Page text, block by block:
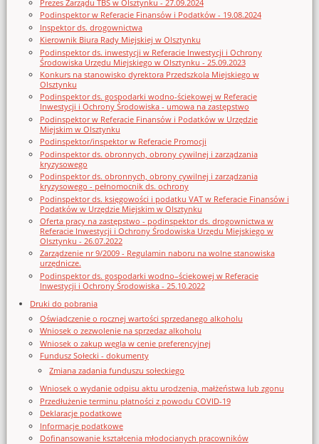
Prezes Zarządu TBS w Olsztynku - 27.09.2024
Podinspektor w Referacie Finansów i Podatków - 19.08.2024
Inspektor ds. drogownictwa
Kierownik Biura Rady Miejskiej w Olsztynku
Podinspektor ds. inwestycji w Referacie Inwestycji i Ochrony
Środowiska Urzędu Miejskiego w Olsztynku - 25.09.2023
Konkurs na stanowisko dyrektora Przedszkola Miejskiego w
Olsztynku
Podinspektor ds. gospodarki wodno-ściekowej w Referacie
Inwestycji i Ochrony Środowiska - umowa na zastępstwo
Podinspektor w Referacie Finansów i Podatków w Urzędzie
Miejskim w Olsztynku
Podinspektor/inspektor w Referacie Promocji
Podinspektor ds. obronnych, obrony cywilnej i zarządzania
kryzysowego
Podinspektor ds. obronnych, obrony cywilnej i zarządzania
kryzysowego - pełnomocnik ds. ochrony
Podinspektor ds. księgowości i podatku VAT w Referacie Finansów i
Podatków w Urzędzie Miejskim w Olsztynku
Oferta pracy na zastępstwo - podinspektor ds. drogownictwa w
Referacie Inwestycji i Ochrony Środowiska Urzędu Miejskiego w
Olsztynku - 26.07.2022
Zarządzenie nr 9/2009 - Regulamin naboru na wolne stanowiska
urzędnicze.
Podinspektor ds. gospodarki wodno–ściekowej w Referacie
Inwestycji i Ochrony Środowiska - 25.10.2022
Druki do pobrania
Oświadczenie o rocznej wartości sprzedanego alkoholu
Wniosek o zezwolenie na sprzedaz alkoholu
Wniosek o zakup węgla w cenie preferencyjnej
Fundusz Sołecki - dokumenty
Zmiana zadania funduszu sołeckiego
Wniosek o wydanie odpisu aktu urodzenia, małżeństwa lub zgonu
Przedłużenie terminu płatności z powodu COVID-19
Deklaracje podatkowe
Informacje podatkowe
Dofinansowanie kształcenia młodocianych pracowników